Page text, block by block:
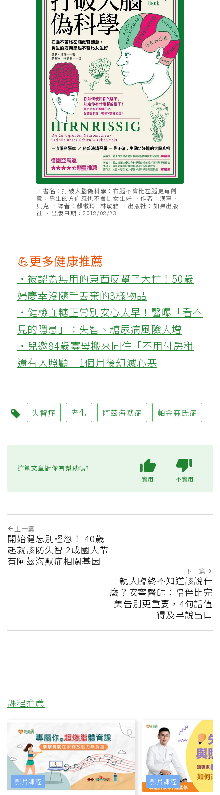
．書名：打破大腦偽科學：右腦不會比左腦更有創
意，男生的方向感也不會比女生好 ．作者：漢寧．
貝克 ．譯者：顏徽玲, 林敏雅 ．出版社：如果出版
社 ．出版日期：2018/08/23
💪更多健康推薦
‧被認為無用的東西反幫了大忙！50歲
婦慶幸沒隨手丟棄的3樣物品
‧健檢血糖正常別安心太早！醫曝「看不
見的隱患」：失智、糖尿病風險大增
‧兒邀84歲寡母搬來同住「不用付房租
還有人照顧」1個月後幻滅心寒
失智症 老化 阿茲海默症 帕金森氏症
這篇文章對你有幫助嗎?
實用 不實用
上一篇
開始健忘別輕忽！ 40歲
起就該防失智 2成國人帶
有阿茲海默症相關基因
下一篇
親人臨終不知道該說什
麼？安寧醫師：陪伴比完
美告別更重要，4句話值
得及早說出口
課程推薦
影片課程 影片課程